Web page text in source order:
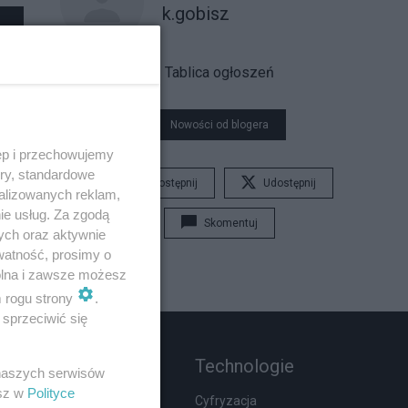
k.gobisz
Tablica ogłoszeń
Nowości od blogera
Udostępnij Udostępnij
Skomentuj
Rozmaitości
Zdrowie
Technologie
Cyfryzacja
i przechowujemy
standardowe
reklam,
usług. Za zgodą
oraz aktywnie
prosimy o
i zawsze możesz
rogu strony
.
się
serwisów
w Polityce